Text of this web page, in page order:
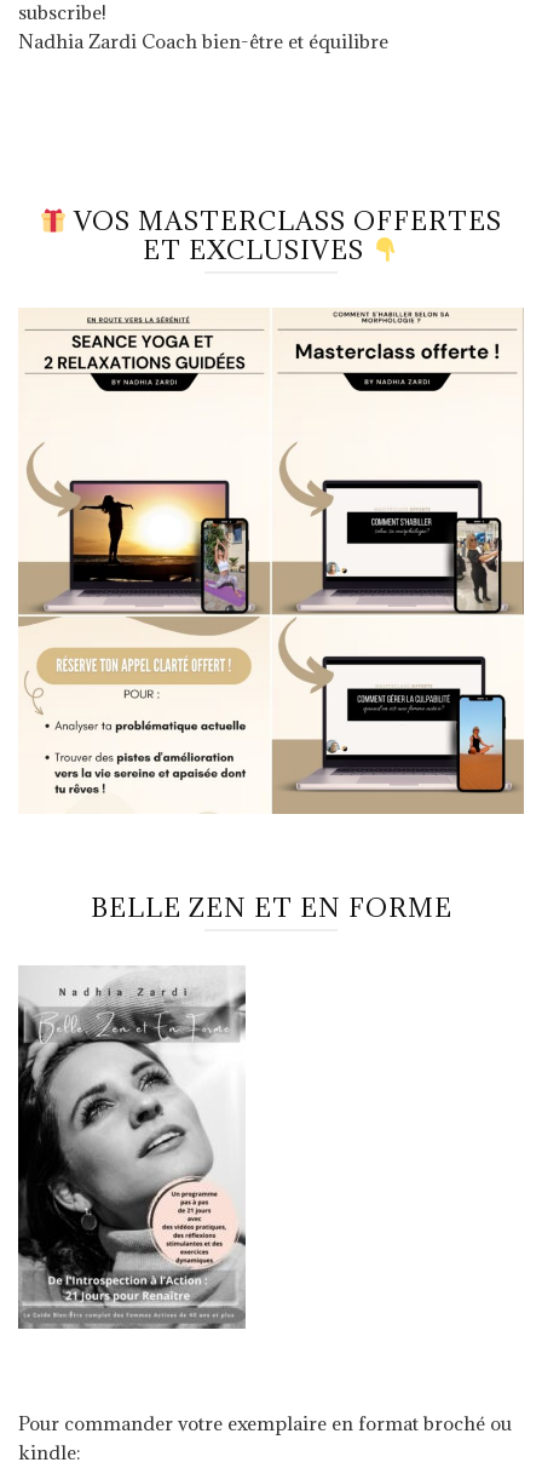
subscribe!
Nadhia Zardi Coach bien-être et équilibre
VOS MASTERCLASS OFFERTES
ET EXCLUSIVES
BELLE ZEN ET EN FORME
Pour commander votre exemplaire en format broché ou
kindle: